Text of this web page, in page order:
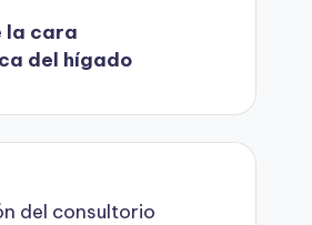
la cara
del hígado
del consultorio